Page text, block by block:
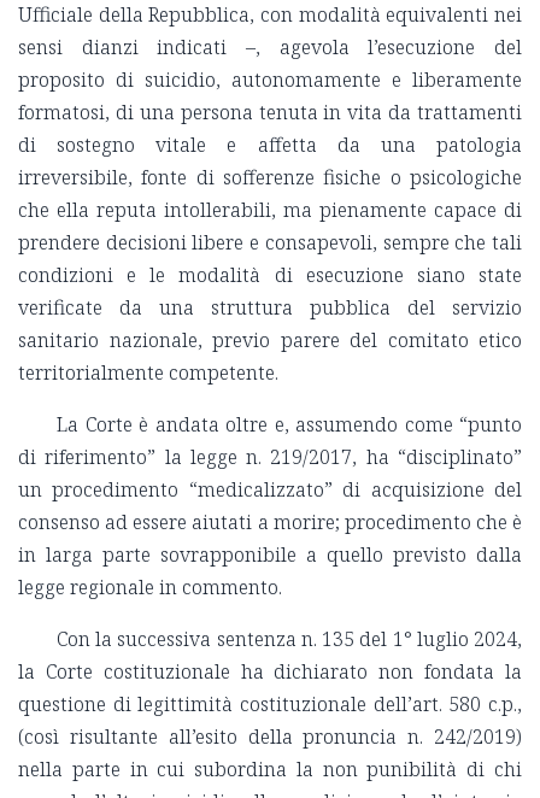
Ufficiale della Repubblica, con modalità equivalenti nei
sensi dianzi indicati –, agevola l’esecuzione del
proposito di suicidio, autonomamente e liberamente
formatosi, di una persona tenuta in vita da trattamenti
di sostegno vitale e affetta da una patologia
irreversibile, fonte di sofferenze fisiche o psicologiche
che ella reputa intollerabili, ma pienamente capace di
prendere decisioni libere e consapevoli, sempre che tali
condizioni e le modalità di esecuzione siano state
verificate da una struttura pubblica del servizio
sanitario nazionale, previo parere del comitato etico
territorialmente competente.
La Corte è andata oltre e, assumendo come “punto
di riferimento” la legge n. 219/2017, ha “disciplinato”
un procedimento “medicalizzato” di acquisizione del
consenso ad essere aiutati a morire; procedimento che è
in larga parte sovrapponibile a quello previsto dalla
legge regionale in commento.
Con la successiva sentenza n. 135 del 1° luglio 2024,
la Corte costituzionale ha dichiarato non fondata la
questione di legittimità costituzionale dell’art. 580 c.p.,
(così risultante all’esito della pronuncia n. 242/2019)
nella parte in cui subordina la non punibilità di chi